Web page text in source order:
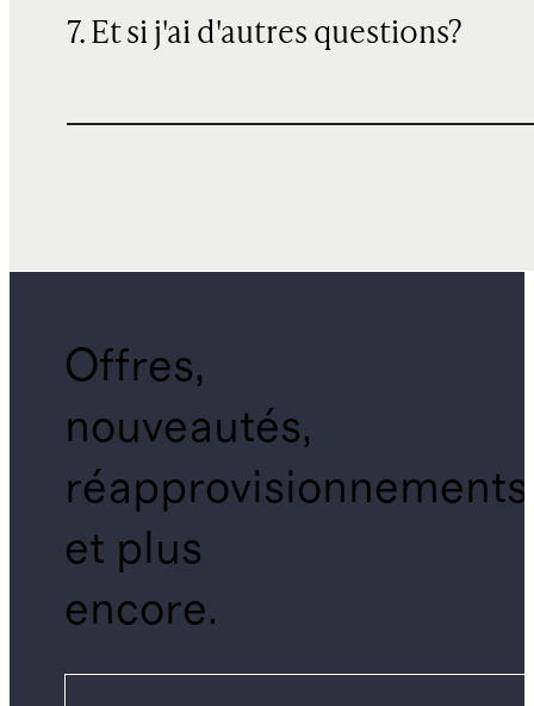
7. Et si j'ai d'autres questions?
Offres,
nouveautés,
réapprovisionnements
et plus
encore.